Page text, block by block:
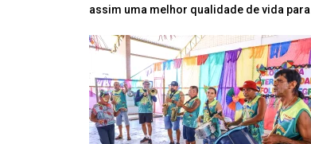
assim uma melhor qualidade de vida